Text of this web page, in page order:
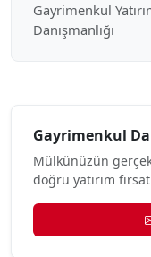
Gayrimenkul
Danışmanlığı
Gayrimenkul
Mülkünüzün
doğru yatırım